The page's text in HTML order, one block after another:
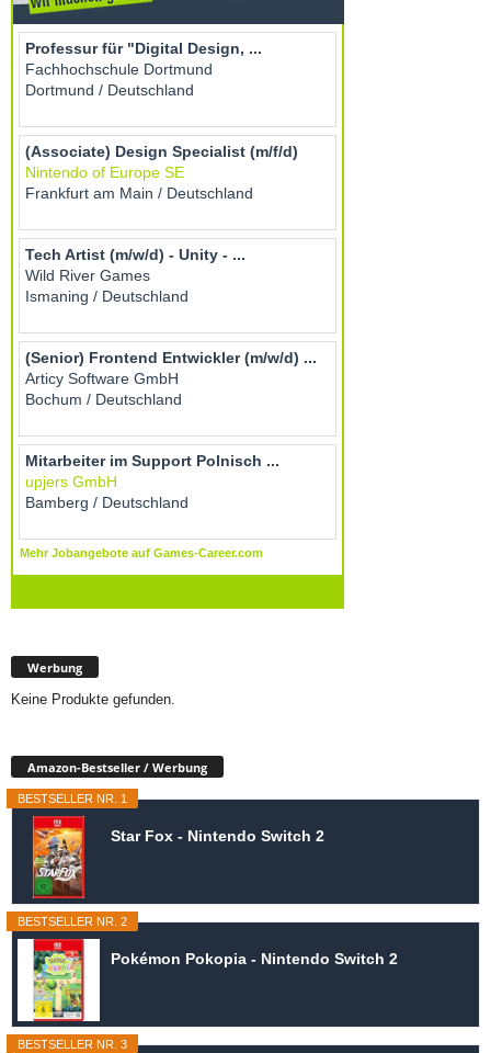
Werbung
Keine Produkte gefunden.
Amazon-Bestseller / Werbung
BESTSELLER NR. 1
Star Fox - Nintendo Switch 2
BESTSELLER NR. 2
Pokémon Pokopia - Nintendo Switch 2
BESTSELLER NR. 3